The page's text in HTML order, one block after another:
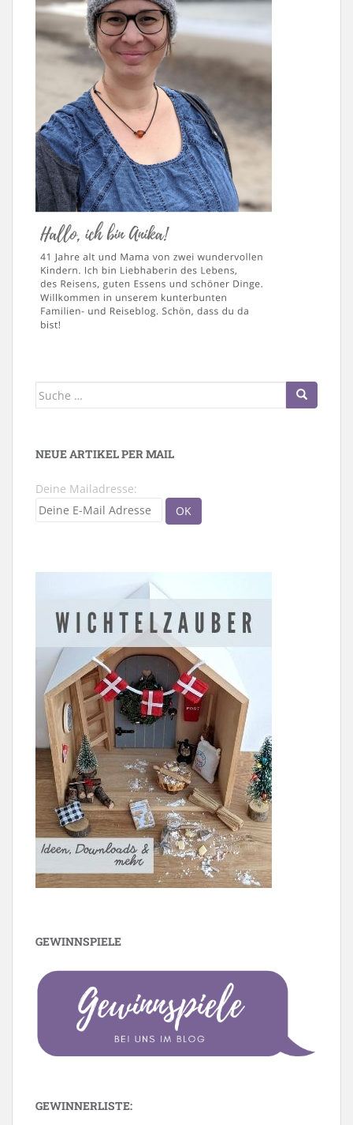
Suche
NEUE ARTIKEL PER MAIL
Deine Mailadresse:
GEWINNSPIELE
GEWINNERLISTE: